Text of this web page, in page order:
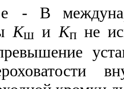
- В
Kш и Kпне